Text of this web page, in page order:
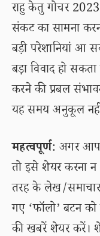
राहु केतु गोचर
संकट का सामना
बड़ी परेशानियां आ
बड़ा विवाद हो
करने की प्रबल
यह समय अनुकूल नहीं
महत्वपूर्ण: अगर
तो इसे शेयर करना
तरह के लेख/समाचार
गए ‘फॉलो’ बटन को
की खबरें शेयर करें।